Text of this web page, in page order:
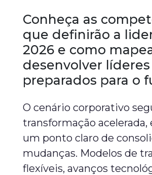
Conheça as
que definirão a
2026 e como
desenvolver líderes
preparados para o
O cenário corporativo
transformação acelerada,
um ponto claro de
mudanças. Modelos de
flexíveis, avanços